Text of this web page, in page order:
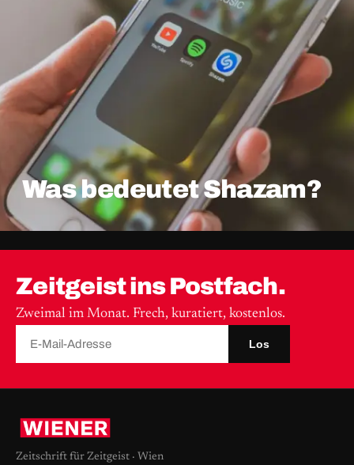
Was bedeutet Shazam?
Zeitgeist ins Postfach.
Zweimal im Monat. Frech, kuratiert, kostenlos.
Los
Zeitschrift für Zeitgeist · Wien